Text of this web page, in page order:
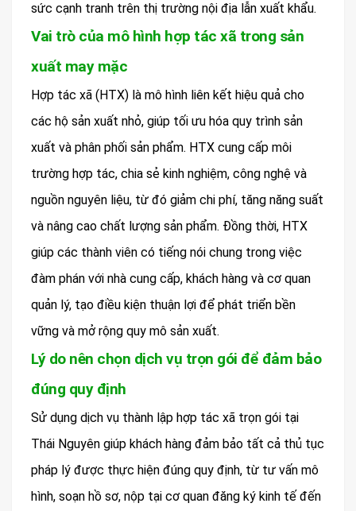
sức cạnh tranh trên thị trường nội địa lẫn xuất khẩu.
Vai trò của mô hình hợp tác xã trong sản
xuất may mặc
Hợp tác xã (HTX) là mô hình liên kết hiệu quả cho
các hộ sản xuất nhỏ, giúp tối ưu hóa quy trình sản
xuất và phân phối sản phẩm. HTX cung cấp môi
trường hợp tác, chia sẻ kinh nghiệm, công nghệ và
nguồn nguyên liệu, từ đó giảm chi phí, tăng năng suất
và nâng cao chất lượng sản phẩm. Đồng thời, HTX
giúp các thành viên có tiếng nói chung trong việc
đàm phán với nhà cung cấp, khách hàng và cơ quan
quản lý, tạo điều kiện thuận lợi để phát triển bền
vững và mở rộng quy mô sản xuất.
Lý do nên chọn dịch vụ trọn gói để đảm bảo
đúng quy định
Sử dụng dịch vụ thành lập hợp tác xã trọn gói tại
Thái Nguyên giúp khách hàng đảm bảo tất cả thủ tục
pháp lý được thực hiện đúng quy định, từ tư vấn mô
hình, soạn hồ sơ, nộp tại cơ quan đăng ký kinh tế đến